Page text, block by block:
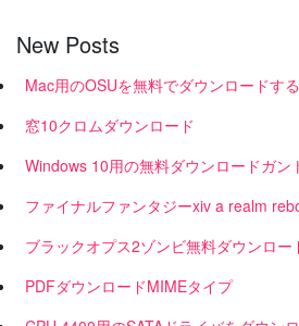
New Posts
Mac用のOSUを無料でダウンロードす
窓10クロムダウンロード
Windows 10用の無料ダウンロードガン
ファイナルファンタジーxiv a realm
ブラックオプス2ゾンビ無料ダウンロー
PDFダウンロードMIMEタイプ